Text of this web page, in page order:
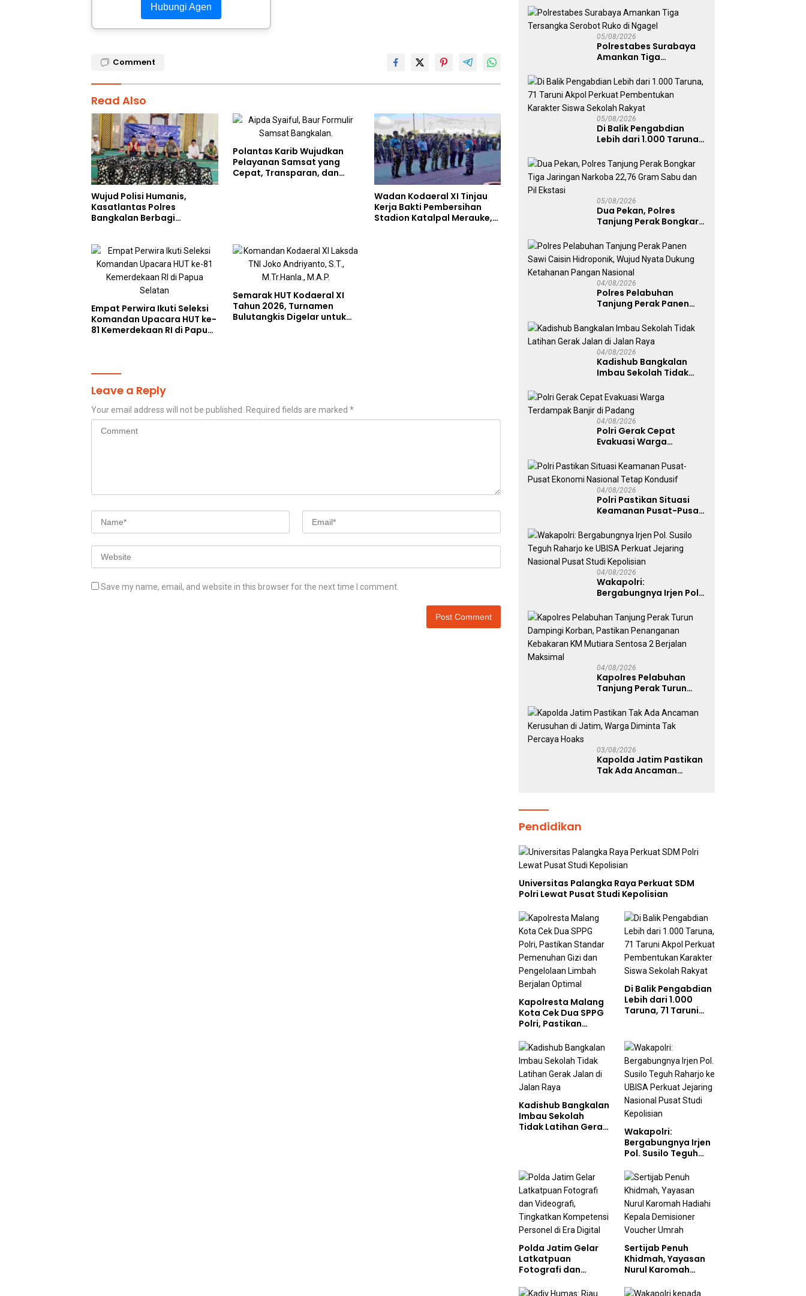
Hubungi Agen
Comment
Read Also
Wujud Polisi Humanis,
Kasatlantas Polres
Bangkalan Berbagi
Ahmad Ibrahim
Polantas Karib Wujudkan
Pelayanan Samsat yang
Cepat, Transparan, dan
Wadan Kodaeral XI Tinjau
Kerja Bakti Pembersihan
Stadion Katalpal Merauke,
Empat Perwira Ikuti Seleksi
Komandan Upacara HUT ke-
81 Kemerdekaan RI di Papua
Semarak HUT Kodaeral XI
Tahun 2026, Turnamen
Bulutangkis Digelar untuk
Leave a Reply
Your email address will not be published. Required fields are marked *
Save my name, email, and website in this browser for the next time I comment.
Bangkalan
05/08/2026
Polrestabes Surabaya
Amankan Tiga
Ruko di Ngagel
05/08/2026
Di Balik Pengabdian
Lebih dari 1.000 Taruna,
Pembentukan Karakter
Siswa Sekolah Rakyat
05/08/2026
Dua Pekan, Polres
Tanjung Perak Bongkar
22,76 Gram Sabu dan Pil
Ekstasi
04/08/2026
Polres Pelabuhan
Tanjung Perak Panen
Wujud Nyata Dukung
Ketahanan Pangan
Nasional
04/08/2026
Kadishub Bangkalan
Imbau Sekolah Tidak
Jalan Raya
04/08/2026
Polri Gerak Cepat
Evakuasi Warga
Padang
04/08/2026
Polri Pastikan Situasi
Keamanan Pusat-Pusat
Kondusif
04/08/2026
Wakapolri:
Bergabungnya Irjen Pol.
UBISA Perkuat Jejaring
Nasional Pusat Studi
Kepolisian
04/08/2026
Kapolres Pelabuhan
Tanjung Perak Turun
Pastikan Penanganan
Kebakaran KM Mutiara
Sentosa 2 Berjalan
03/08/2026
Kapolda Jatim Pastikan
Tak Ada Ancaman
Pendidikan
Universitas Palangka Raya Perkuat SDM
Polri Lewat Pusat Studi Kepolisian
Kapolresta Malang
Kota Cek Dua SPPG
Polri, Pastikan
Gizi dan
Pengelolaan Limbah
Berjalan Optimal
Di Balik Pengabdian
Lebih dari 1.000
Taruna, 71 Taruni
Karakter Siswa
Sekolah Rakyat
Kadishub Bangkalan
Imbau Sekolah
Tidak Latihan Gerak
Wakapolri:
Bergabungnya Irjen
Pol. Susilo Teguh
Perkuat Jejaring
Nasional Pusat
Studi Kepolisian
Polda Jatim Gelar
Latkatpuan
Fotografi dan
Tingkatkan
Sertijab Penuh
Khidmah, Yayasan
Nurul Karomah
Demisioner Voucher